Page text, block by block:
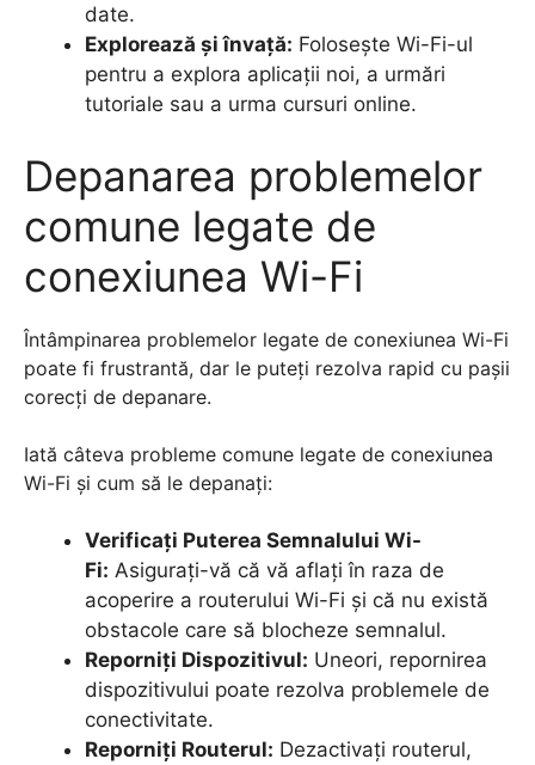
date.
Explorează și învață: Folosește Wi-Fi-ul
pentru a explora aplicații noi, a urmări
tutoriale sau a urma cursuri online.
Depanarea problemelor
comune legate de
conexiunea Wi-Fi
Întâmpinarea problemelor legate de conexiunea Wi-Fi
poate fi frustrantă, dar le puteți rezolva rapid cu pașii
corecți de depanare.
Iată câteva probleme comune legate de conexiunea
Wi-Fi și cum să le depanați:
Verificați Puterea Semnalului Wi-
Fi: Asigurați-vă că vă aflați în raza de
acoperire a routerului Wi-Fi și că nu există
obstacole care să blocheze semnalul.
Reporniți Dispozitivul: Uneori, repornirea
dispozitivului poate rezolva problemele de
conectivitate.
Reporniți Routerul: Dezactivați routerul,